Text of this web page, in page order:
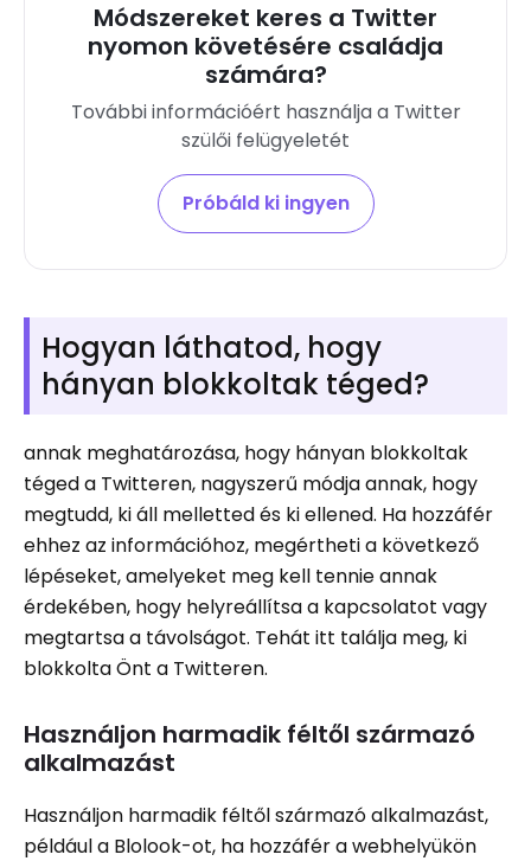
Módszereket keres a Twitter
nyomon követésére családja
számára?
További információért használja a Twitter
szülői felügyeletét
Próbáld ki ingyen
Hogyan láthatod, hogy
hányan blokkoltak téged?
annak meghatározása, hogy hányan blokkoltak
téged a Twitteren, nagyszerű módja annak, hogy
megtudd, ki áll melletted és ki ellened. Ha hozzáfér
ehhez az információhoz, megértheti a következő
lépéseket, amelyeket meg kell tennie annak
érdekében, hogy helyreállítsa a kapcsolatot vagy
megtartsa a távolságot. Tehát itt találja meg, ki
blokkolta Önt a Twitteren.
Használjon harmadik féltől származó
alkalmazást
Használjon harmadik féltől származó alkalmazást,
például a Blolook-ot, ha hozzáfér a webhelyükön